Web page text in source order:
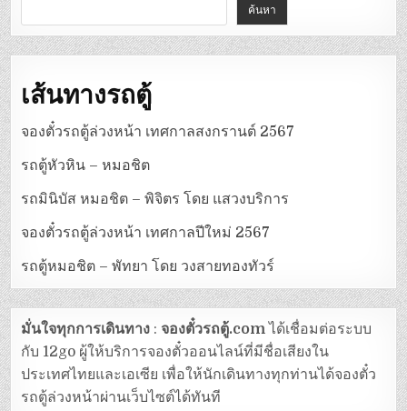
ค้นหา
เส้นทางรถตู้
จองตั๋วรถตู้ล่วงหน้า เทศกาลสงกรานต์ 2567
รถตู้หัวหิน – หมอชิต
รถมินิบัส หมอชิต – พิจิตร โดย แสวงบริการ
จองตั๋วรถตู้ล่วงหน้า เทศกาลปีใหม่ 2567
รถตู้หมอชิต – พัทยา โดย วงสายทองทัวร์
มั่นใจทุกการเดินทาง :จองตั๋วรถตู้.comได้เชื่อมต่อระบบ
กับ 12go ผู้ให้บริการจองตั๋วออนไลน์ที่มีชื่อเสียงใน
ประเทศไทยและเอเซีย เพื่อให้นักเดินทางทุกท่านได้จองตั๋ว
รถตู้ล่วงหน้าผ่านเว็บไซต์ได้ทันที